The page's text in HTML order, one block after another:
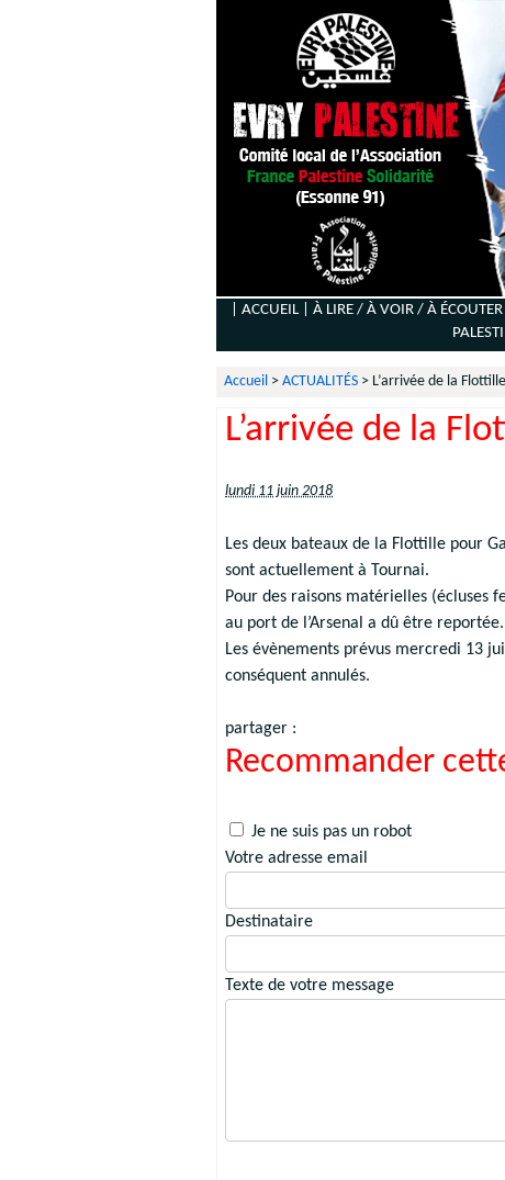
| ACCUEIL | À LIRE / À VOIR / À ÉCOUTER |
Accueil > ACTUALITÉS > L’arrivée de la
L’arrivée de la
lundi 11 juin 2018
Les deux bateaux de la Flottille pour
sont actuellement à Tournai.
Pour des raisons matérielles
au port de l’Arsenal a dû être reportée.
Les évènements prévus mercredi 13
conséquent annulés.
partager :
Recommander
Je ne suis pas un robot
Votre adresse email
Destinataire
Texte de votre message